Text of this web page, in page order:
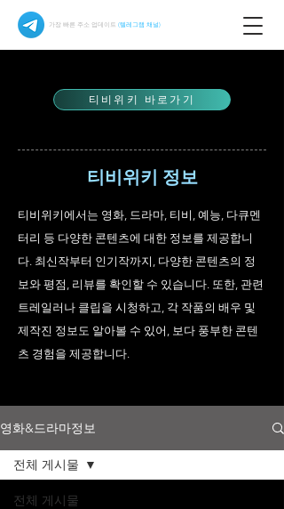
가장 빠른 주소 업데이트 (텔레그램 채널)
티비위키 바로가기
티비위키 정보
티비위키에서는 영화, 드라마, 티비, 예능, 다큐멘
터리 등 다양한 콘텐츠에 대한 정보를 제공합니
다. 최신작부터 인기작까지, 다양한 콘텐츠의 정
보와 평점, 리뷰를 확인할 수 있습니다. 또한, 관련
트레일러나 클립을 시청하고, 각 작품의 배우 및
제작진 정보도 알아볼 수 있어, 보다 풍부한 콘텐
츠 경험을 제공합니다.
영화&드라마정보
전체 게시물
전체 게시물